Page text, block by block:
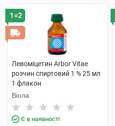
1=2
Левоміцетин Arbor Vitae
розчин спиртовий 1 % 25 мл
1 флакон
Віола
Є в наявності